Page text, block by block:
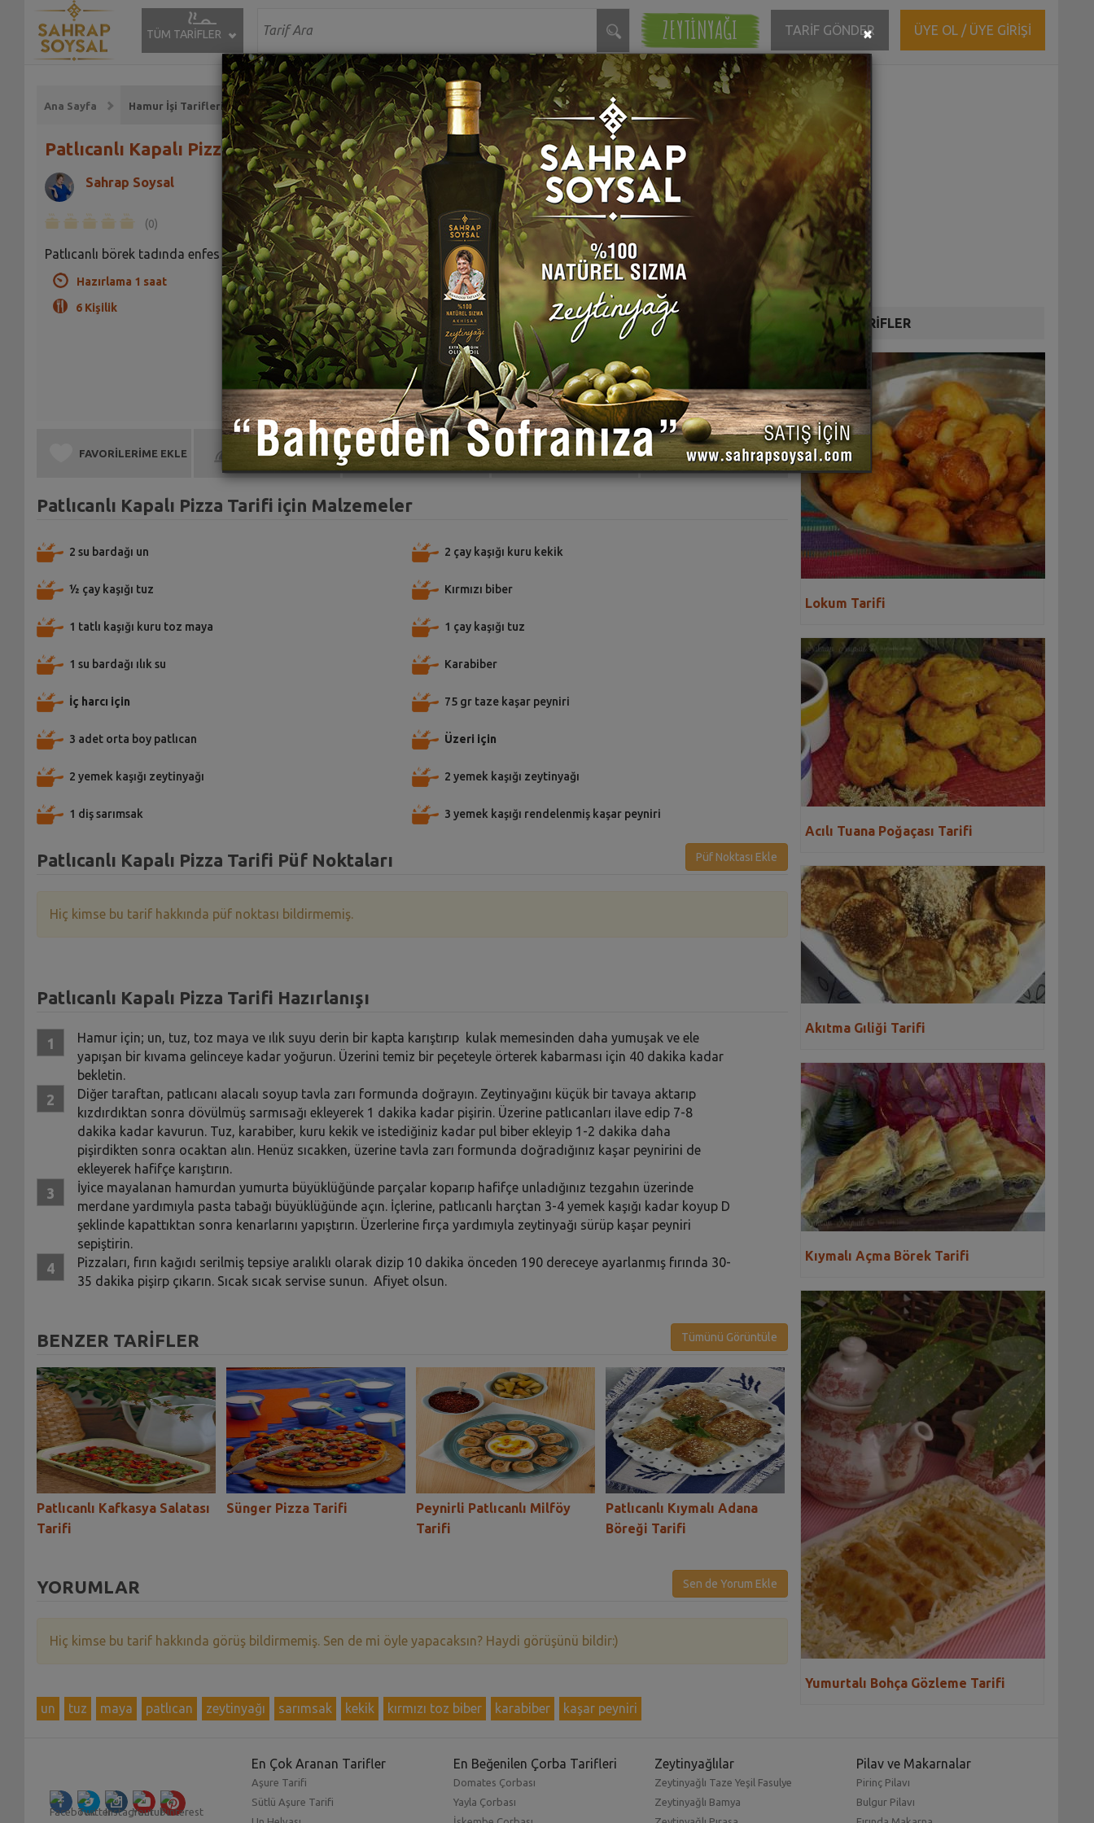
TÜM TARİFLER ZEYTİNYAĞI TARİF GÖNDER ÜYE OL / ÜYE GİRİŞİ
Ana Sayfa Hamur İşi Tarifleri
Patlıcanlı Kapalı Pizza Tarifi
Sahrap Soysal
(0)
Patlıcanlı börek tadında enfes bir pizza...
Hazırlama 1 saat
6 Kişilik
FAVORİLERİME EKLE BEN DE YAPTIM TARİFE PUAN VER TARİFİ PAYLAŞ TARİFİ YAZDIR
Patlıcanlı Kapalı Pizza Tarifi için Malzemeler
2 su bardağı un
½ çay kaşığı tuz
1 tatlı kaşığı kuru toz maya
1 su bardağı ılık su
İç harcı için
3 adet orta boy patlıcan
2 yemek kaşığı zeytinyağı
1 diş sarımsak
2 çay kaşığı kuru kekik
Kırmızı biber
1 çay kaşığı tuz
Karabiber
75 gr taze kaşar peyniri
Üzeri için
2 yemek kaşığı zeytinyağı
3 yemek kaşığı rendelenmiş kaşar peyniri
Patlıcanlı Kapalı Pizza Tarifi Püf Noktaları Püf Noktası Ekle
Hiç kimse bu tarif hakkında püf noktası bildirmemiş.
Patlıcanlı Kapalı Pizza Tarifi Hazırlanışı
Hamur için; un, tuz, toz maya ve ılık suyu derin bir kapta karıştırıp kulak memesinden daha yumuşak ve ele
yapışan bir kıvama gelinceye kadar yoğurun. Üzerini temiz bir peçeteyle örterek kabarması için 40 dakika kadar
bekletin.
Diğer taraftan, patlıcanı alacalı soyup tavla zarı formunda doğrayın. Zeytinyağını küçük bir tavaya aktarıp
kızdırdıktan sonra dövülmüş sarmısağı ekleyerek 1 dakika kadar pişirin. Üzerine patlıcanları ilave edip 7-8
dakika kadar kavurun. Tuz, karabiber, kuru kekik ve istediğiniz kadar pul biber ekleyip 1-2 dakika daha
pişirdikten sonra ocaktan alın. Henüz sıcakken, üzerine tavla zarı formunda doğradığınız kaşar peynirini de
ekleyerek hafifçe karıştırın.
İyice mayalanan hamurdan yumurta büyüklüğünde parçalar koparıp hafifçe unladığınız tezgahın üzerinde
merdane yardımıyla pasta tabağı büyüklüğünde açın. İçlerine, patlıcanlı harçtan 3-4 yemek kaşığı kadar koyup D
şeklinde kapattıktan sonra kenarlarını yapıştırın. Üzerlerine fırça yardımıyla zeytinyağı sürüp kaşar peyniri
sepiştirin.
Pizzaları, fırın kağıdı serilmiş tepsiye aralıklı olarak dizip 10 dakika önceden 190 dereceye ayarlanmış fırında 30-
35 dakika pişirp çıkarın. Sıcak sıcak servise sunun. Afiyet olsun.
BENZER TARİFLER Tümünü Görüntüle
Patlıcanlı Kafkasya Salatası
Tarifi
Sünger Pizza Tarifi
Peynirli Patlıcanlı Milföy
Tarifi
Patlıcanlı Kıymalı Adana
Böreği Tarifi
Köz Patlıcanlı Kıymalı Kebap
Tarifi
Çerkez Peynirli
Pizza Tarifi
YORUMLAR Sen de Yorum Ekle
Hiç kimse bu tarif hakkında görüş bildirmemiş. Sen de mi öyle yapacaksın? Haydi görüşünü bildir:)
un tuz maya patlıcan zeytinyağı sarımsak kekik kırmızı toz biber karabiber kaşar peyniri
DİĞER TARİFLER
Lokum Tarifi
Acılı Tuana Poğaçası Tarifi
Akıtma Gıliği Tarifi
Kıymalı Açma Börek Tarifi
Yumurtalı Bohça Gözleme Tarifi
En Çok Aranan Tarifler
Aşure Tarifi
Sütlü Aşure Tarifi
En Beğenilen Çorba Tarifleri
Domates Çorbası
Yayla Çorbası
Zeytinyağlılar
Zeytinyağlı Taze Yeşil Fasulye
Zeytinyağlı Bamya
Pilav ve Makarnalar
Pirinç Pilavı
Bulgur Pilavı
×Close